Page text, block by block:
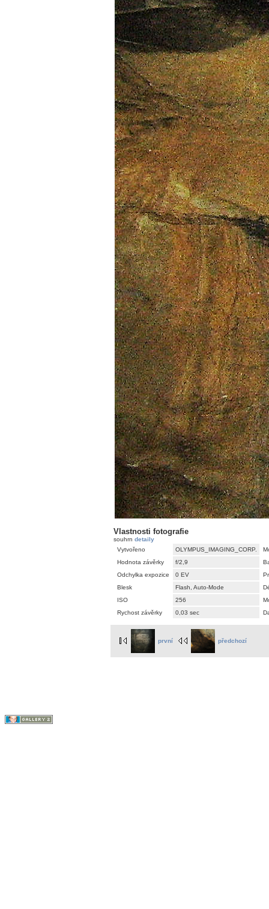
Vlastnosti fotografie
souhrn detaily
Vytvořeno
OLYMPUS_IMAGING_CORP.
Hodnota závěrky
f/2,9
Odchylka expozice
0 EV
Blesk
Flash, Auto-Mode
ISO
256
Rychost závěrky
0,03 sec
první předchozí